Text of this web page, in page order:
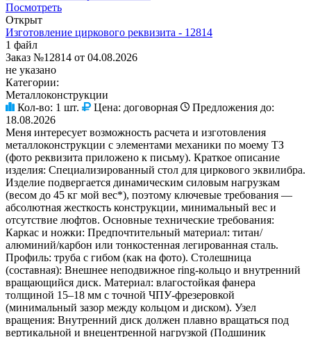
Посмотреть
Открыт
Изготовление циркового реквизита - 12814
1 файл
Заказ №12814 от 04.08.2026
не указано
Категории:
Металлоконструкции
Кол-во: 1 шт. Цена: договорная
Предложения до:
18.08.2026
Меня интересует возможность расчета и изготовления
металлоконструкции с элементами механики по моему ТЗ
(фото реквизита приложено к письму). Краткое описание
изделия: Специализированный стол для циркового эквилибра.
Изделие подвергается динамическим силовым нагрузкам
(весом до 45 кг мой вес*), поэтому ключевые требования —
абсолютная жесткость конструкции, минимальный вес и
отсутствие люфтов. Основные технические требования:
Каркас и ножки: Предпочтительный материал: титан/
алюминий/карбон или тонкостенная легированная сталь.
Профиль: труба с гибом (как на фото). Столешница
(составная): Внешнее неподвижное ring-кольцо и внутренний
вращающийся диск. Материал: влагостойкая фанера
толщиной 15–18 мм с точной ЧПУ-фрезеровкой
(минимальный зазор между кольцом и диском). Узел
вращения: Внутренний диск должен плавно вращаться под
вертикальной и внецентренной нагрузкой (Подшиник